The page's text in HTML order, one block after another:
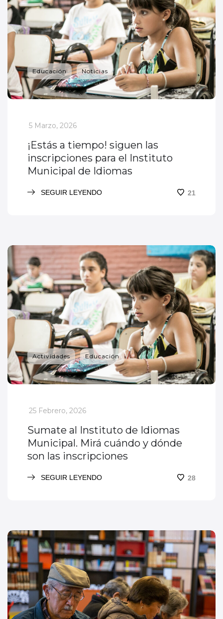
Educación Noticias
_
5 Marzo, 2026
¡Estás a tiempo! siguen las
inscripciones para el Instituto
Municipal de Idiomas
SEGUIR LEYENDO 21
Actividades Educación
_
25 Febrero, 2026
Sumate al Instituto de Idiomas
Municipal. Mirá cuándo y dónde
son las inscripciones
SEGUIR LEYENDO 28